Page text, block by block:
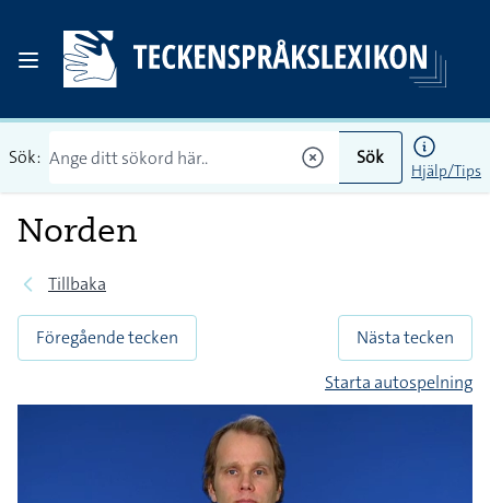
Sök: Sök
Hjälp/Tips
Norden
Tillbaka
Föregående tecken
Nästa tecken
Starta autospelning